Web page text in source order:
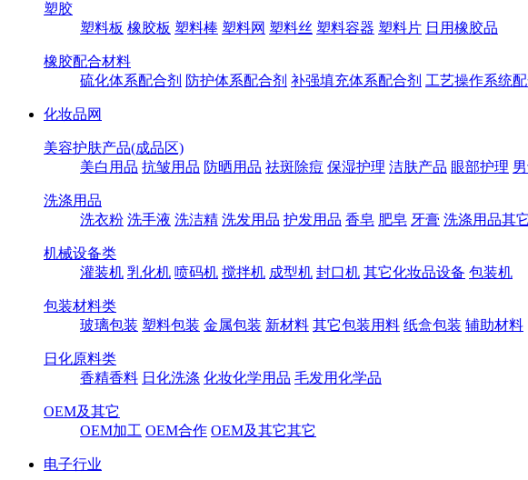
塑胶
塑料板 橡胶板 塑料棒 塑料网 塑料丝 塑料容器 塑料片 日用橡胶品
橡胶配合材料
硫化体系配合剂 防护体系配合剂 补强填充体系配合剂 工艺操作系统配
化妆品网
美容护肤产品(成品区)
美白用品 抗皱用品 防晒用品 祛斑除痘 保湿护理 洁肤产品 眼部护理
洗涤用品
洗衣粉 洗手液 洗洁精 洗发用品 护发用品 香皂 肥皂 牙膏 洗涤用品其它
机械设备类
灌装机 乳化机 喷码机 搅拌机 成型机 封口机 其它化妆品设备 包装机
包装材料类
玻璃包装 塑料包装 金属包装 新材料 其它包装用料 纸盒包装 辅助材料
日化原料类
香精香料 日化洗涤 化妆化学用品 毛发用化学品
OEM及其它
OEM加工 OEM合作 OEM及其它其它
电子行业